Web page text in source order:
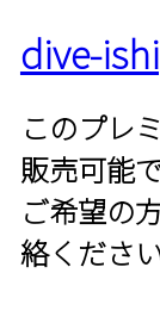
dive-
このプレ
販売可能で
ご希望の
絡ください